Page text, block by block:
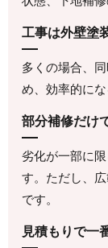
工事は外壁塗
多くの場合、
め、効率的にな
部分補修だけ
劣化が一部に
す。ただし、
です。
見積もりで一